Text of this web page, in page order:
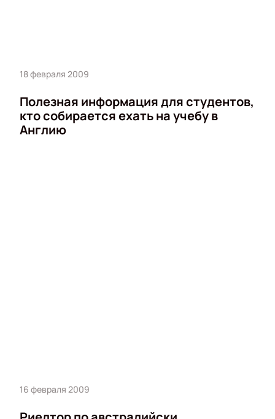
18 февраля 2009
Полезная информация для студентов,
кто собирается ехать на учебу в
Англию
16 февраля 2009